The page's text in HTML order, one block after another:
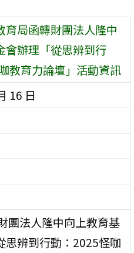
育局函轉財團法人隆中
會辦理「從思辨到行
教育力論壇」活動資訊
16 日
團法人隆中向上教育基
思辨到行動：2025怪咖